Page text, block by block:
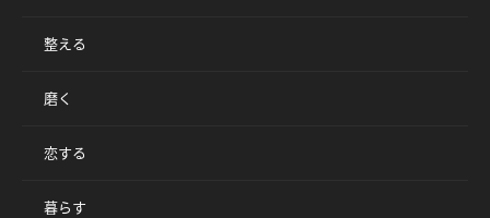
整える
磨く
恋する
暮らす